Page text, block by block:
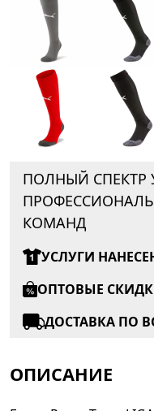
ПОЛНЫЙ СПЕКТР
КОМАНД
УСЛУГИ
ОПТОВЫЕ
ДОСТАВКА ПО
ОПИСАНИЕ